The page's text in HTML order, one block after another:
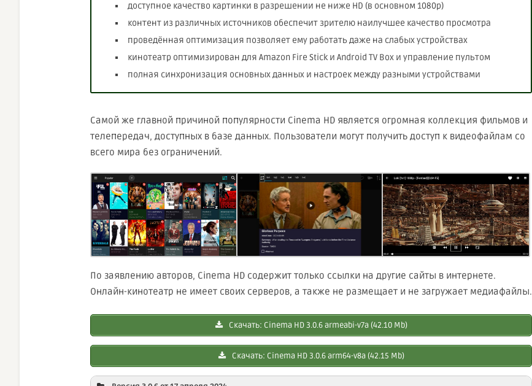
доступное качество картинки в разрешении не ниже HD (в основном 1080р)
контент из различных источников обеспечит зрителю наилучшее качество просмотра
проведённая оптимизация позволяет ему работать даже на слабых устройствах
кинотеатр оптимизирован для Amazon Fire Stick и Android TV Box и управление пультом
полная синхронизация основных данных и настроек между разными устройствами
Самой же главной причиной популярности Cinema HD является огромная коллекция фильмов и
телепередач, доступных в базе данных. Пользователи могут получить доступ к видеофайлам со
всего мира без ограничений.
По заявлению авторов, Cinema HD содержит только ссылки на другие сайты в интернете.
Онлайн-кинотеатр не имеет своих серверов, а также не размещает и не загружает медиафайлы.
Скачать: Cinema HD 3.0.6 armeabi-v7a (42.10 Mb)
Скачать: Cinema HD 3.0.6 arm64-v8a (42.15 Mb)